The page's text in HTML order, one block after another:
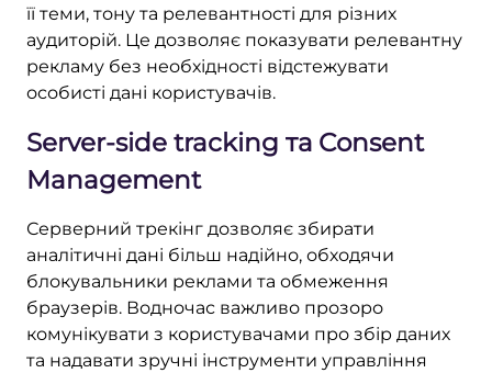
її теми, тону та релевантності для різних
аудиторій. Це дозволяє показувати релевантну
рекламу без необхідності відстежувати
особисті дані користувачів.
Server-side tracking та Consent
Management
Серверний трекінг дозволяє збирати
аналітичні дані більш надійно, обходячи
блокувальники реклами та обмеження
браузерів. Водночас важливо прозоро
комунікувати з користувачами про збір даних
та надавати зручні інструменти управління